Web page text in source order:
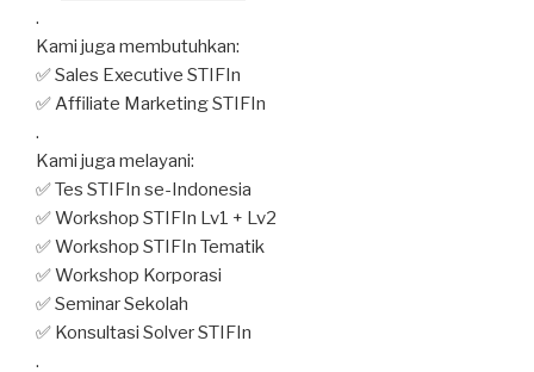
.
Kami juga membutuhkan:
✅ Sales Executive STIFIn
✅ Affiliate Marketing STIFIn
.
Kami juga melayani:
✅ Tes STIFIn se-Indonesia
✅ Workshop STIFIn Lv1 + Lv2
✅ Workshop STIFIn Tematik
✅ Workshop Korporasi
✅ Seminar Sekolah
✅ Konsultasi Solver STIFIn
.